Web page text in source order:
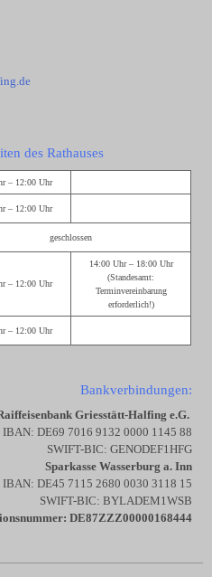
des Rathauses
– 12:00 Uhr
– 12:00 Uhr
geschlossen
– 12:00 Uhr
14:00 Uhr – 18:00 Uhr
(Standesamt:
Terminvereinbarung
erforderlich!)
– 12:00 Uhr
Bankverbindungen:
Griesstätt-Halfing e.G.
IBAN: DE69 7016 9132 0000 1145 88
SWIFT-BIC: GENODEF1HFG
Sparkasse Wasserburg a. Inn
IBAN: DE45 7115 2680 0030 3118 15
SWIFT-BIC: BYLADEM1WSB
DE87ZZZ00000168444